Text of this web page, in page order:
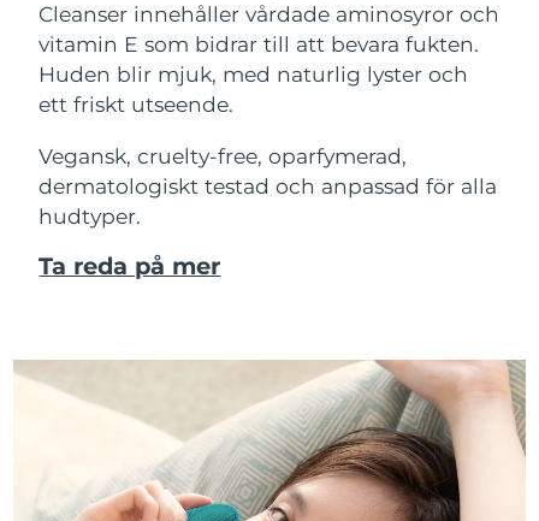
Cleanser innehåller vårdade aminosyror och
vitamin E som bidrar till att bevara fukten.
Huden blir mjuk, med naturlig lyster och
ett friskt utseende.
Vegansk, cruelty-free, oparfymerad,
dermatologiskt testad och anpassad för alla
hudtyper.
Ta reda på mer